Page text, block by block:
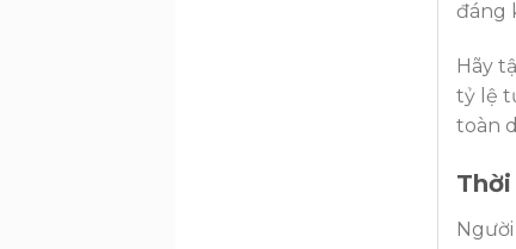
đáng
Hãy
tỷ lệ
toàn